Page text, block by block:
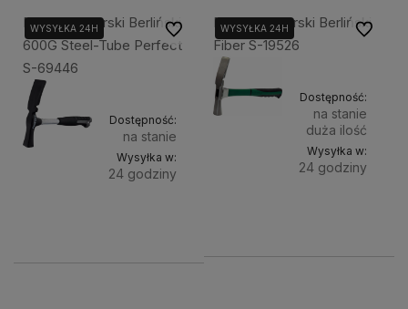
Młotek Murarski Berliński
600G Steel-Tube Perfect
S-69446
WYSYŁKA 24H
Dostępność:
na stanie
Wysyłka w:
24 godziny
Do ulubionychMłotek Murarski Berliński
Fiber S-19526
WYSYŁKA 24H
Dostępność:
na stanie
duża ilość
Wysyłka w:
24 godziny
Do